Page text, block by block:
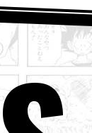
dir die